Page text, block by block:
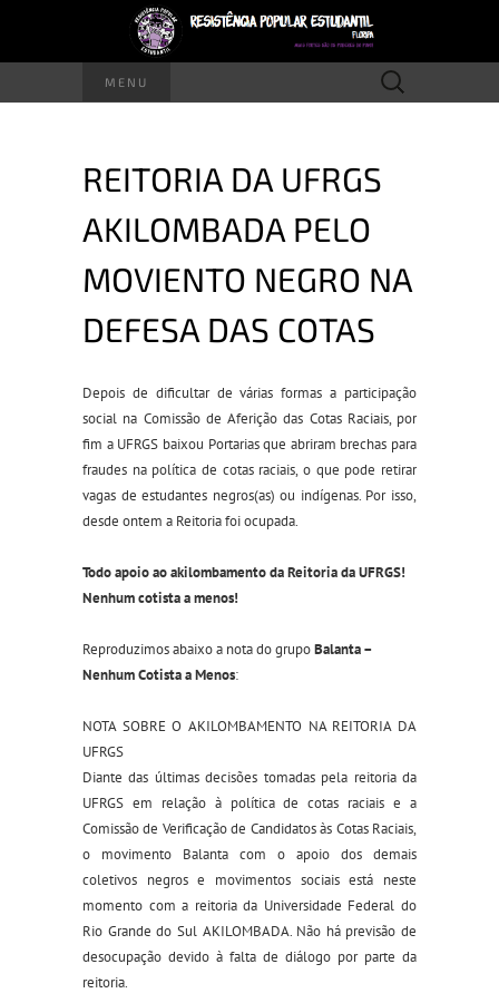
MENU
Pesquisar
por:
REITORIA DA UFRGS
AKILOMBADA PELO
MOVIENTO NEGRO NA
DEFESA DAS COTAS
Depois de dificultar de várias formas a participação
social na Comissão de Aferição das Cotas Raciais, por
fim a UFRGS baixou Portarias que abriram brechas para
fraudes na política de cotas raciais, o que pode retirar
vagas de estudantes negros(as) ou indígenas. Por isso,
desde ontem a Reitoria foi ocupada.
Todo apoio ao akilombamento da Reitoria da UFRGS!
Nenhum cotista a menos!
Reproduzimos abaixo a nota do grupoBalanta –
Nenhum Cotista a Menos:
NOTA SOBRE O AKILOMBAMENTO NA REITORIA DA
UFRGS
Diante das últimas decisões tomadas pela reitoria da
UFRGS em relação à política de cotas raciais e a
Comissão de Verificação de Candidatos às Cotas Raciais,
o movimento Balanta com o apoio dos demais
coletivos negros e movimentos sociais está neste
momento com a reitoria da Universidade Federal do
Rio Grande do Sul AKILOMBADA. Não há previsão de
desocupação devido à falta de diálogo por parte da
reitoria.